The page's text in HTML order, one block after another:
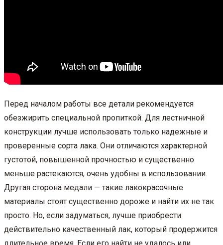
Перед началом работы все детали рекомендуется
обезжирить специальной пропиткой. Для лестничной
конструкции лучше использовать только надежные и
проверенные сорта лака. Они отличаются характерной
густотой, повышенной прочностью и существенно
меньше растекаются, очень удобны в использовании.
Другая сторона медали — такие лакокрасочные
материалы стоят существенно дороже и найти их не так
просто. Но, если задуматься, лучше приобрести
действительно качественный лак, который продержится